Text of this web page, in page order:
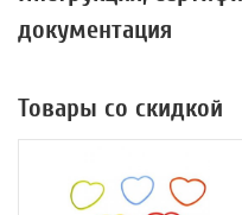
документация
Товары со скидкой